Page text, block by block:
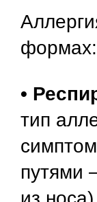
формах:
•
тип
путями